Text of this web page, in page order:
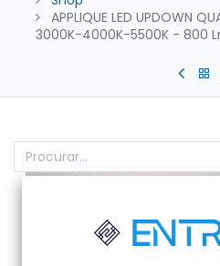
APPLIQUE LED UPDOWN
3000K-4000K-5500K - 800